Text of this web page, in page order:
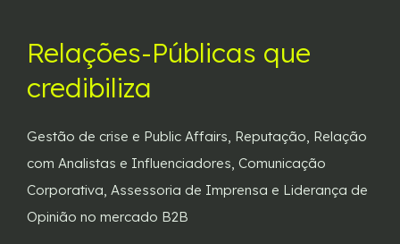
Relações-Públicas que
credibiliza
Gestão de crise e Public Affairs, Reputação, Relação
com Analistas e Influenciadores, Comunicação
Corporativa, Assessoria de Imprensa e Liderança de
Opinião no mercado B2B